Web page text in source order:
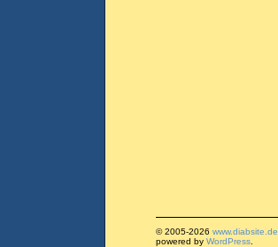
© 2005-2026 www.diabsite.de
powered by WordPress.